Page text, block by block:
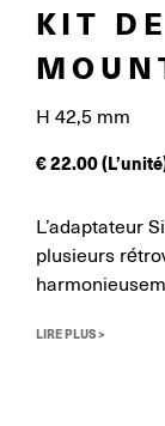
KIT
H 42,5 mm
€22.00
L’adaptateur
plusieurs
LIRE PLUS >